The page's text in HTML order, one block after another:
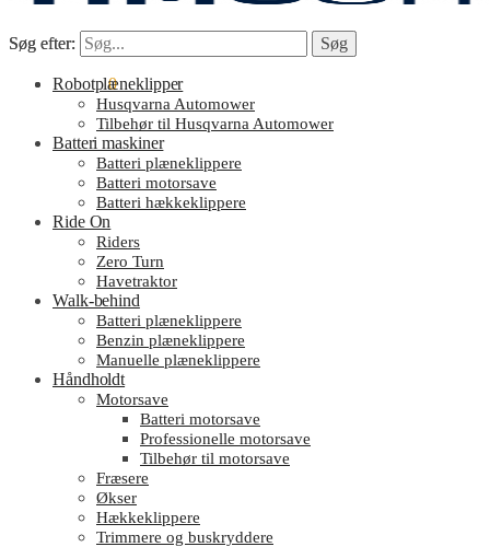
Søg efter: Søg
kr.0.00 0
Søg efter: Søg
Robotplæneklipper
Husqvarna Automower
Tilbehør til Husqvarna Automower
Batteri maskiner
Batteri plæneklippere
Batteri motorsave
Batteri hækkeklippere
Ride On
Riders
Zero Turn
Havetraktor
Walk-behind
Batteri plæneklippere
Benzin plæneklippere
Manuelle plæneklippere
Håndholdt
Motorsave
Batteri motorsave
Professionelle motorsave
Tilbehør til motorsave
Fræsere
Økser
Hækkeklippere
Trimmere og buskryddere